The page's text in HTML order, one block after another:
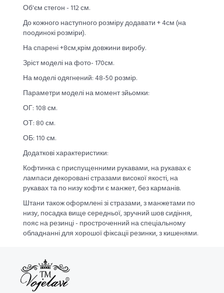
Об'єм стегон - 112 см.
До кожного наступного розміру додавати + 4см (на
поодинокі розміри).
На спарені +8см,крім довжини виробу.
Зріст моделі на фото- 170см.
На моделі одягнений: 48-50 розмір.
Параметри моделі на момент зйьомки:
ОГ: 108 см.
ОТ: 80 см.
ОБ: 110 см.
Додаткові характеристики:
Кофтинка с приспущенними рукавами, на рукавах є
лампаси декоровані стразами високої якості, на
рукавах та по низу кофти є манжет, без карманів.
Штани також оформлені зі стразами, з манжетами по
низу, посадка вище середньої, зручний шов сидіння,
пояс на резинці - простроченний на спеціальному
обладнанні для хорошої фіксаціі резинки, з кишенями.